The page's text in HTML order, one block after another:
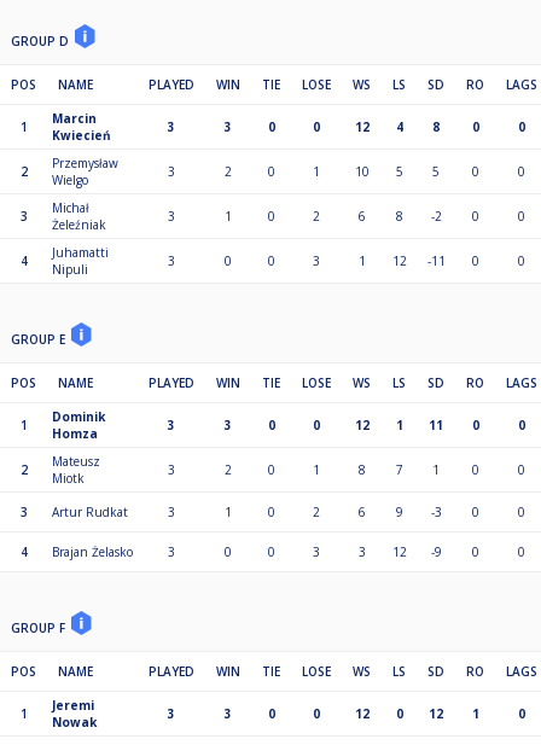
GROUP D
POS NAME PLAYED WIN TIE LOSE WS LS SD RO LAGS
1
Marcin
Kwiecień
3 3 0 0 12 4 8 0 0
2
Przemysław
Wielgo
3 2 0 1 10 5 5 0 0
3
Michał
Żeleźniak
3 1 0 2 6 8 -2 0 0
4
Juhamatti
Nipuli
3 0 0 3 1 12 -11 0 0
GROUP E
POS NAME PLAYED WIN TIE LOSE WS LS SD RO LAGS
1
Dominik
Homza
3 3 0 0 12 1 11 0 0
2
Mateusz
Miotk
3 2 0 1 8 7 1 0 0
3 Artur Rudkat 3 1 0 2 6 9 -3 0 0
4 Brajan Żelasko 3 0 0 3 3 12 -9 0 0
GROUP F
POS NAME PLAYED WIN TIE LOSE WS LS SD RO LAGS
1
Jeremi
Nowak
3 3 0 0 12 0 12 1 0